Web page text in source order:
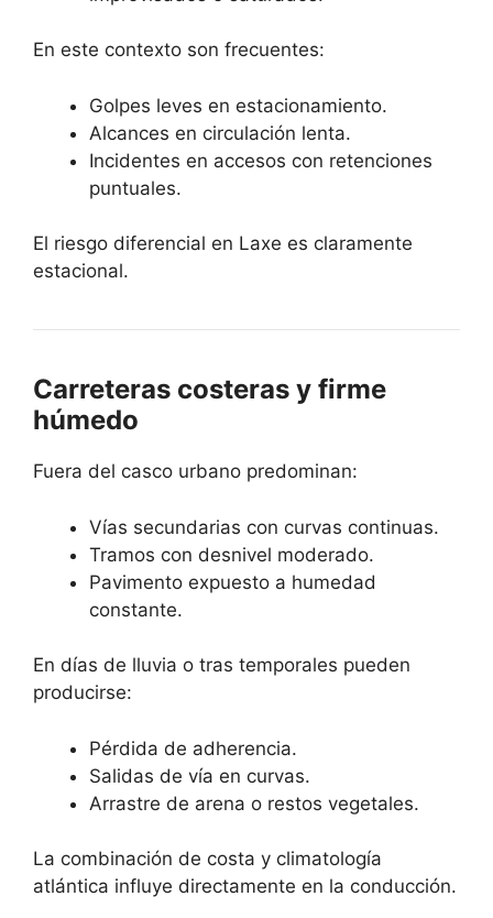
En este contexto son frecuentes:
Golpes leves en estacionamiento.
Alcances en circulación lenta.
Incidentes en accesos con retenciones
puntuales.
El riesgo diferencial en Laxe es claramente
estacional.
Carreteras costeras y firme
húmedo
Fuera del casco urbano predominan:
Vías secundarias con curvas continuas.
Tramos con desnivel moderado.
Pavimento expuesto a humedad
constante.
En días de lluvia o tras temporales pueden
producirse:
Pérdida de adherencia.
Salidas de vía en curvas.
Arrastre de arena o restos vegetales.
La combinación de costa y climatología
atlántica influye directamente en la conducción.